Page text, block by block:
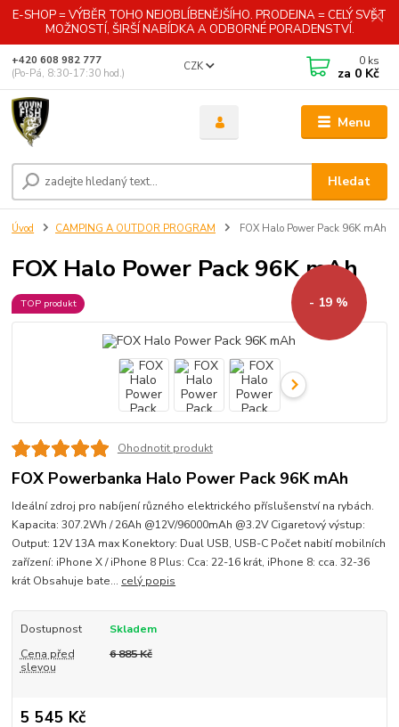
E-SHOP = VÝBĚR TOHO NEJOBLÍBENĚJŠÍHO. PRODEJNA = CELÝ SVĚT
MOŽNOSTÍ, ŠIRŠÍ NABÍDKA A ODBORNÉ PORADENSTVÍ.
Menu
CZK
Hledat
+420 608 982 777
(Po-Pá, 8:30-17:30 hod.)
0 ks
za 0 Kč
Úvod CAMPING A OUTDOR PROGRAM FOX Halo Power Pack 96K mAh
FOX Halo Power Pack 96K mAh
TOP produkt - 19 %
Ohodnotit produkt
FOX Powerbanka Halo Power Pack 96K mAh
Ideální zdroj pro nabíjení různého elektrického příslušenství na rybách.
Kapacita: 307.2Wh / 26Ah @12V/96000mAh @3.2V Cigaretový výstup:
Output: 12V 13A max Konektory: Dual USB, USB-C Počet nabití mobilních
zařízení: iPhone X / iPhone 8 Plus: Cca: 22-16 krát, iPhone 8: cca. 32-36
krát Obsahuje bate... celý popis
Dostupnost
Skladem
Cena před
slevou
6 885 Kč
5 545 Kč